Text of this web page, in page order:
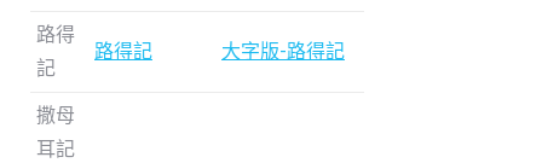
路得
記
路得記 大字版-路得記
撒母
耳記